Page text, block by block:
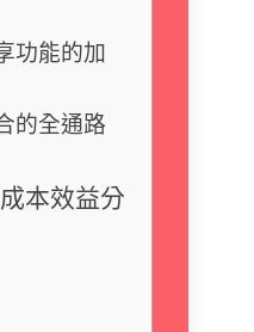
功能的加
的全通路
本效益分